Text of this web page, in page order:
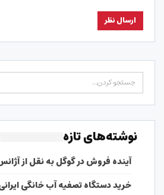
نوشته‌های تازه
آینده فروش در گوگل به نقل از
خرید دستگاه تصفیه آب خانگی